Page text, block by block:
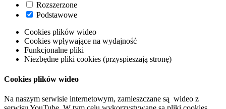
Rozszerzone
Podstawowe
Cookies plików wideo
Cookies wpływające na wydajność
Funkcjonalne pliki
Niezbędne pliki cookies (przyspieszają stronę)
Cookies plików wideo
Na naszym serwisie internetowym, zamieszczane są wideo z